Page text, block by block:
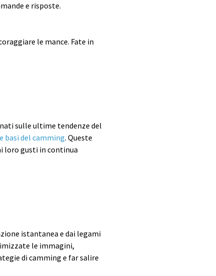
e risposte.
le mance. Fate in
sulle ultime tendenze del
basi del camming. Queste
loro gusti in continua
istantanea e dai legami
le immagini,
di camming e far salire